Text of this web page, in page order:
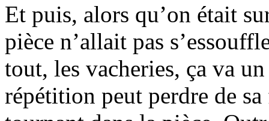
Et puis, alors qu’on était
pièce n’allait pas
tout, les vacheries, ça va
répétition peut perdre de